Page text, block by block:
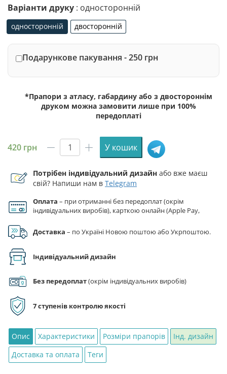
Варіанти друку : односторонній
односторонній
односторонній
двосторонній
двосторонній
Подарункове пакування - 250 грн
*Прапори з атласу, габардину або з двостороннім
друком можна замовити лише при 100%
передоплаті
420 грн
Прапор
військ
України
У кошик
Потрібен індивідуальний дизайн або вже маєш
свій? Напиши нам в Telegram
Оплата – при отриманні без передоплат (окрім
індивідуальних виробів), карткою онлайн (Apple Pay,
Доставка – по Україні Новою поштою або Укрпоштою.
Індивідуальний дизайн
Без передоплат(окрім індивідуальних виробів)
7 ступенів контролю якості
Опис Характеристики Розміри прапорів
Інд. дизайн
Доставка та оплата
Теги